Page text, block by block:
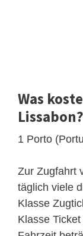
Was
Lissabon?
1 Porto
Zur Zugfahrt
täglich viele
Klasse
Klasse